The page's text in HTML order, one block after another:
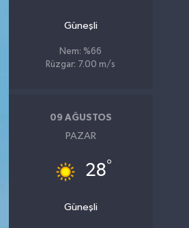
Güneşli
Nem: %66
Rüzgar: 7.00 m/s
09 AĞUSTOS
PAZAR
28°
Güneşli